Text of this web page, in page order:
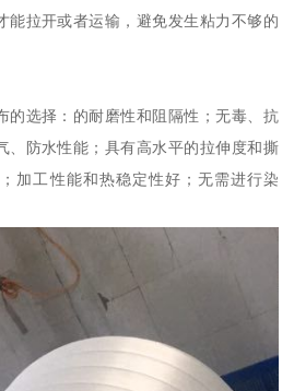
能拉开或者运输，避免发生粘力不够的
的选择：的耐磨性和阻隔性；无毒、抗
、防水性能；具有高水平的拉伸度和撕
加工性能和热稳定性好；无需进行染